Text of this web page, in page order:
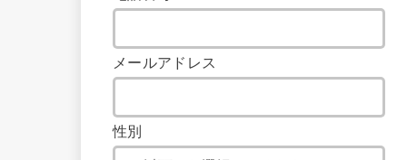
メールアドレス
性別